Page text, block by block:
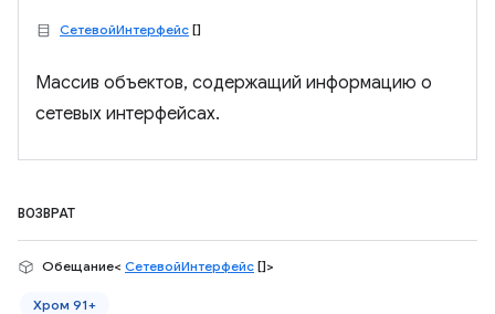
СетевойИнтерфейс []
Массив объектов, содержащий информацию о
сетевых интерфейсах.
ВОЗВРАТ
Обещание< СетевойИнтерфейс []>
Хром 91+